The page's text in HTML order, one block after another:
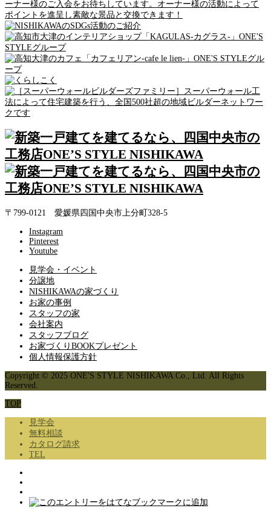
〒799-0121 愛媛県四国中央市上分町328-5
Instagram
Pinterest
Youtube
見学会・イベント
分譲地
NISHIKAWAの家づくり
お家の事例
スタッフの家
会社案内
スタッフブログ
お家づくりBOOKプレゼント
個人情報保護方針
Copyright © 2025 ONE'S STYLE NISHIKAWA Co., Ltd. All Rights
Reserved.
TOP
見学会
無料相談
カタログ請求
TEL